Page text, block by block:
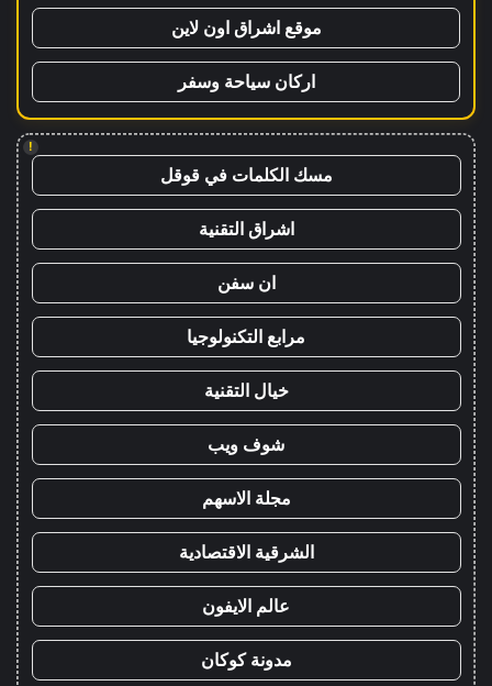
موقع اشراق اون لاين
اركان سياحة وسفر
!
مسك الكلمات في قوقل
اشراق التقنية
ان سفن
مرابع التكنولوجيا
خيال التقنية
شوف ويب
مجلة الاسهم
الشرقية الاقتصادية
عالم الايفون
مدونة كوكان